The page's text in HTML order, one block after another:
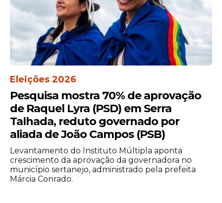
Eleições 2026
Pesquisa mostra 70% de aprovação
de Raquel Lyra (PSD) em Serra
Talhada, reduto governado por
aliada de João Campos (PSB)
Levantamento do Instituto Múltipla aponta
crescimento da aprovação da governadora no
município sertanejo, administrado pela prefeita
Márcia Conrado.